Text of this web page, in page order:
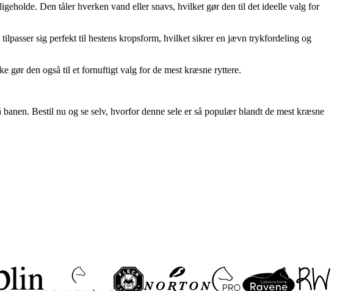
Den tåler hverken vand eller snavs, hvilket gør den til det ideelle valg for
sig perfekt til hestens kropsform, hvilket sikrer en jævn trykfordeling og
gør den også til et fornuftigt valg for de mest kræsne ryttere.
Bestil nu og se selv, hvorfor denne sele er så populær blandt de mest kræsne